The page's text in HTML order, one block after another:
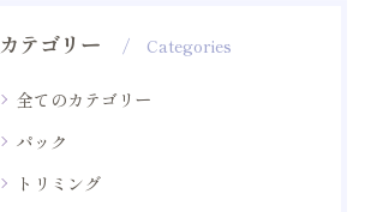
カテゴリー Categories
全てのカテゴリー
パック
トリミング